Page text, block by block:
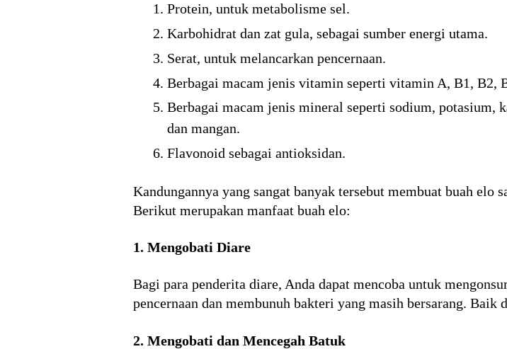
Protein, untuk metabolisme sel.
Karbohidrat dan zat gula, sebagai sumber energi utama.
Serat, untuk melancarkan pencernaan.
Berbagai macam jenis vitamin seperti vitamin A, B1, B2,
Berbagai macam jenis mineral seperti sodium, potasium,
dan mangan.
Flavonoid sebagai antioksidan.
Kandungannya yang sangat banyak tersebut membuat buah elo
Berikut merupakan manfaat buah elo:
1. Mengobati Diare
Bagi para penderita diare, Anda dapat mencoba untuk
pencernaan dan membunuh bakteri yang masih bersarang.
2. Mengobati dan Mencegah Batuk